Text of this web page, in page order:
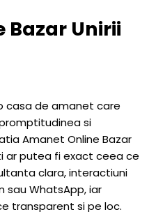
Bazar Unirii
casa de amanet care
si
Amanet Online Bazar
ar putea fi exact ceea ce
clara, interactiuni
sau WhatsApp, iar
transparent si pe loc.